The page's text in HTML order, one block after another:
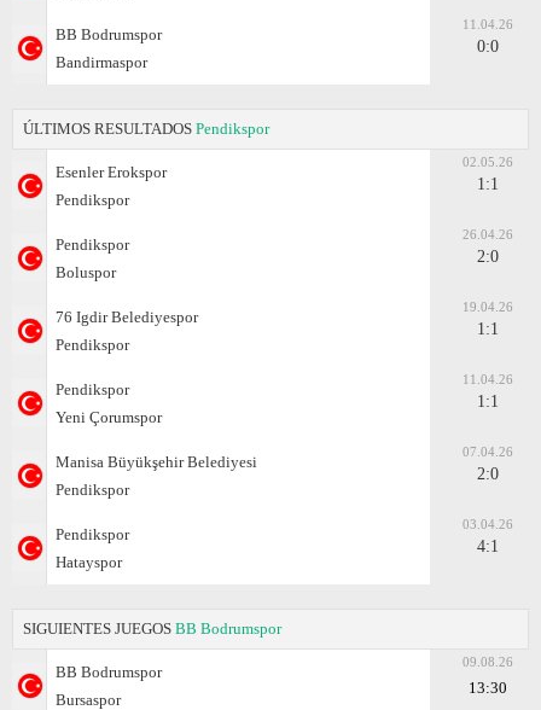
BB Bodrumspor
Bandirmaspor
11.04.26
0:0
ÚLTIMOS RESULTADOS Pendikspor
Esenler Erokspor
Pendikspor
02.05.26
1:1
Pendikspor
Boluspor
26.04.26
2:0
76 Igdir Belediyespor
Pendikspor
19.04.26
1:1
Pendikspor
Yeni Çorumspor
11.04.26
1:1
Manisa Büyükşehir Belediyesi
Pendikspor
07.04.26
2:0
Pendikspor
Hatayspor
03.04.26
4:1
SIGUIENTES JUEGOS BB Bodrumspor
BB Bodrumspor
Bursaspor
09.08.26
13:30